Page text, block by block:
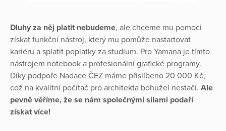
Dluhy za něj platit nebudeme, ale chceme mu pomoci
získat funkční nástroj, který mu pomůže nastartovat
kariéru a splatit poplatky za studium. Pro Yamana je tímto
nástrojem notebook a profesionální grafické programy.
Díky podpoře Nadace ČEZ máme přislíbeno 20 000 Kč,
což na kvalitní počítač pro architekta bohužel nestačí. Ale
pevně věříme, že se nám společnými silami podaří
získat více!